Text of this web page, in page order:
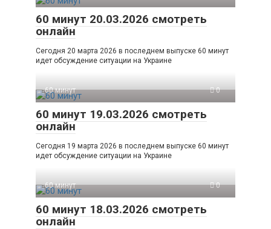
60 минут 20.03.2026 смотреть
онлайн
Сегодня 20 марта 2026 в последнем выпуске 60 минут
идет обсуждение ситуации на Украине
60 минут 0
60 минут 19.03.2026 смотреть
онлайн
Сегодня 19 марта 2026 в последнем выпуске 60 минут
идет обсуждение ситуации на Украине
60 минут 0
60 минут 18.03.2026 смотреть
онлайн